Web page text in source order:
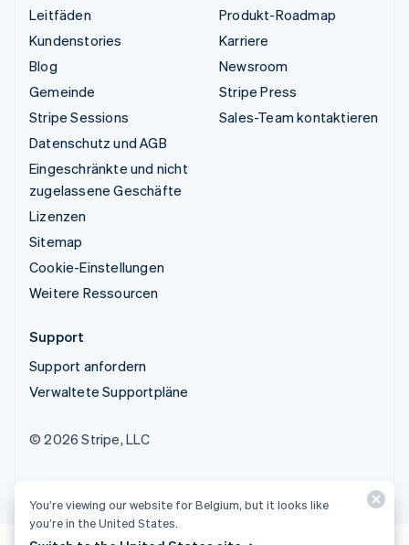
Leitfäden
Kundenstories
Blog
Gemeinde
Stripe Sessions
Datenschutz und AGB
Eingeschränkte und nicht
zugelassene Geschäfte
Lizenzen
Sitemap
Cookie-Einstellungen
Weitere Ressourcen
Produkt-Roadmap
Karriere
Newsroom
Stripe Press
Sales-Team kontaktieren
Support
Support anfordern
Verwaltete Supportpläne
© 2026 Stripe, LLC
You’re viewing our website for Belgium, but it looks like
you’re in the United States.